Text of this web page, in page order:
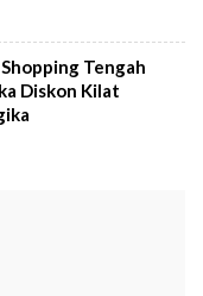
Tengah
Diskon Kilat